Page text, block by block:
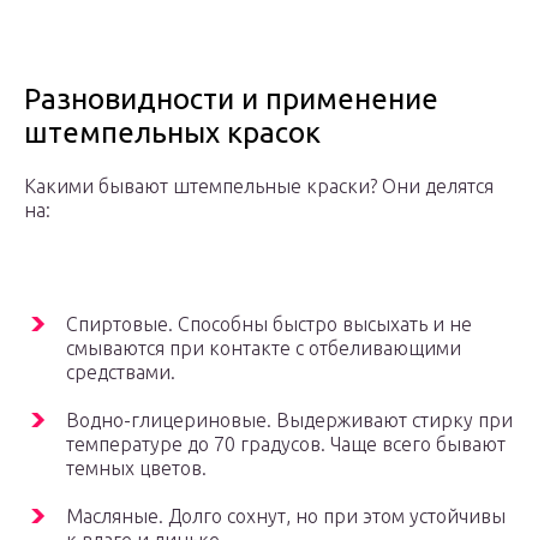
Разновидности и применение
штемпельных красок
Какими бывают штемпельные краски? Они делятся
на:
Спиртовые. Способны быстро высыхать и не
смываются при контакте с отбеливающими
средствами.
Водно-глицериновые. Выдерживают стирку при
температуре до 70 градусов. Чаще всего бывают
темных цветов.
Масляные. Долго сохнут, но при этом устойчивы